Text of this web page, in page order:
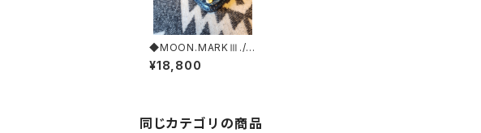
◆MOON.MARKⅢ./C
rocodile. Coin Cas
e.xxx. Blue.Edition
¥18,800
同じカテゴリの商品